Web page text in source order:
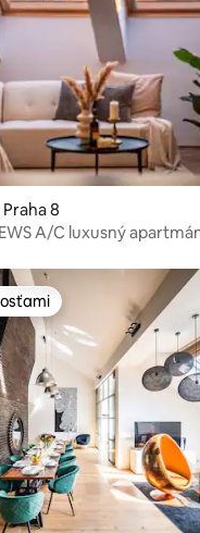
8
A/C luxusný